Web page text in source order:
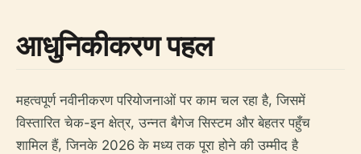
आधुनिकीकरण पहल
महत्वपूर्ण नवीनीकरण परियोजनाओं पर काम चल रहा है, जिसमें
विस्तारित चेक-इन क्षेत्र, उन्नत बैगेज सिस्टम और बेहतर पहुँच
शामिल हैं, जिनके 2026 के मध्य तक पूरा होने की उम्मीद है